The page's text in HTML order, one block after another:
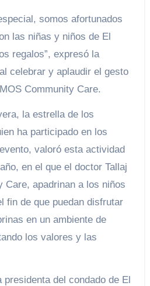
somos afortunados
las niñas y niños de El
regalos”, expresó la
celebrar y aplaudir el gesto
Community Care.
la estrella de los
ha participado en los
valoró esta actividad
en el que el doctor Tallaj
Care, apadrinan a los niños
fin de que puedan disfrutar
en un ambiente de
los valores y las
del condado de El